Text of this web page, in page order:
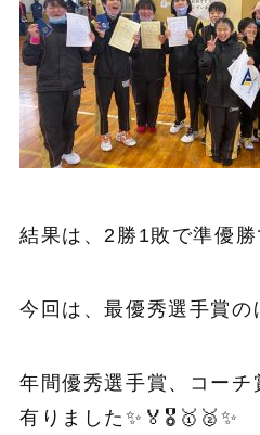
結果は、2勝1敗で準優勝
今回は、最優秀選手賞の
年間優秀選手賞、コーチ
有りました✨🏅🎖🥇🥈✨